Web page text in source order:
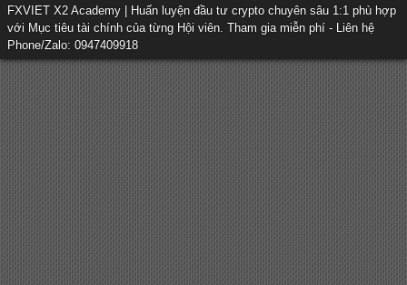
FXVIET X2 Academy | Huấn luyện đầu tư crypto chuyên sâu 1:1 phù hợp
với Mục tiêu tài chính của từng Hội viên. Tham gia miễn phí - Liên hệ
Phone/Zalo: 0947409918